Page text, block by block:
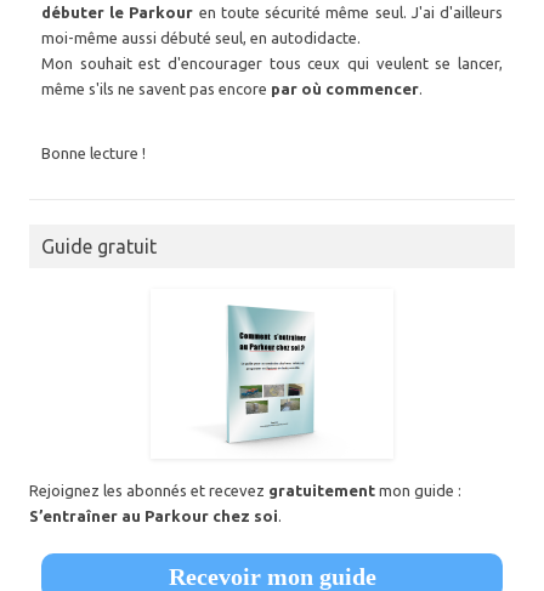
débuter le Parkour en toute sécurité même seul. J'ai d'ailleurs
moi-même aussi débuté seul, en autodidacte.
Mon souhait est d'encourager tous ceux qui veulent se lancer,
même s'ils ne savent pas encore par où commencer.
Bonne lecture !
Guide gratuit
Rejoignez les abonnés et recevez gratuitement mon guide :
S’entraîner au Parkour chez soi.
Recevoir mon guide